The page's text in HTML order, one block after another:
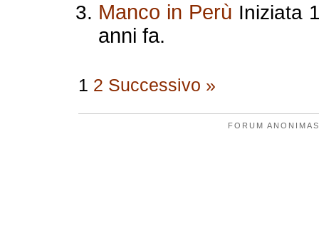
Manco in Perù Iniziata
anni fa.
1 2 Successivo »
FORUM